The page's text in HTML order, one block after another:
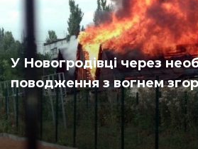
У Новогродівці через
поводження з вогнем